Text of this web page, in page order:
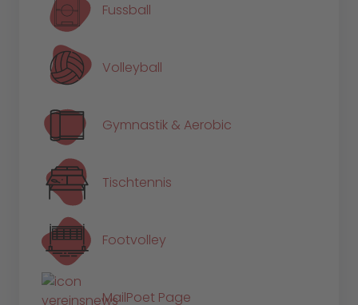
Fussball
Volleyball
Gymnastik & Aerobic
Tischtennis
Footvolley
MailPoet Page